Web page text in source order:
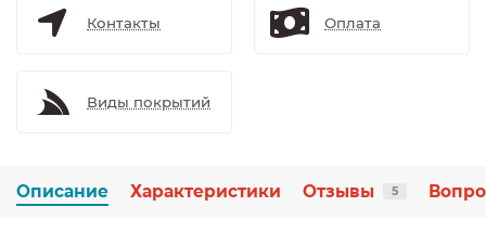
Контакты Оплата
Виды покрытий
Описание Характеристики Отзывы 5